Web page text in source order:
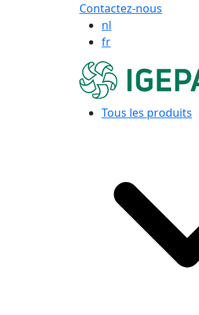
Contactez-nous
nl
fr
Tous les produits